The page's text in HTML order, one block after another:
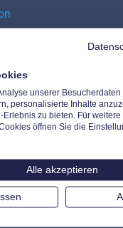
am Main
Densys Easy
unserer
personalisierte Inhalte
zu bieten. Für
öffnen Sie die
Alle akzeptieren